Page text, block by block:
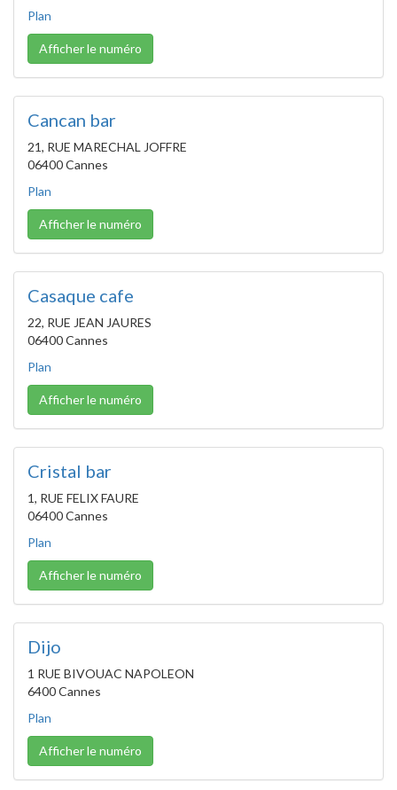
Plan
Afficher le numéro
Cancan bar
21, RUE MARECHAL JOFFRE
06400 Cannes
Plan
Afficher le numéro
Casaque cafe
22, RUE JEAN JAURES
06400 Cannes
Plan
Afficher le numéro
Cristal bar
1, RUE FELIX FAURE
06400 Cannes
Plan
Afficher le numéro
Dijo
1 RUE BIVOUAC NAPOLEON
6400 Cannes
Plan
Afficher le numéro